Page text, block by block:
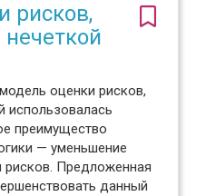
рисков,
оценки рисков,
использовалась
преимущество
— уменьшение
рисков. Предложенная
данный